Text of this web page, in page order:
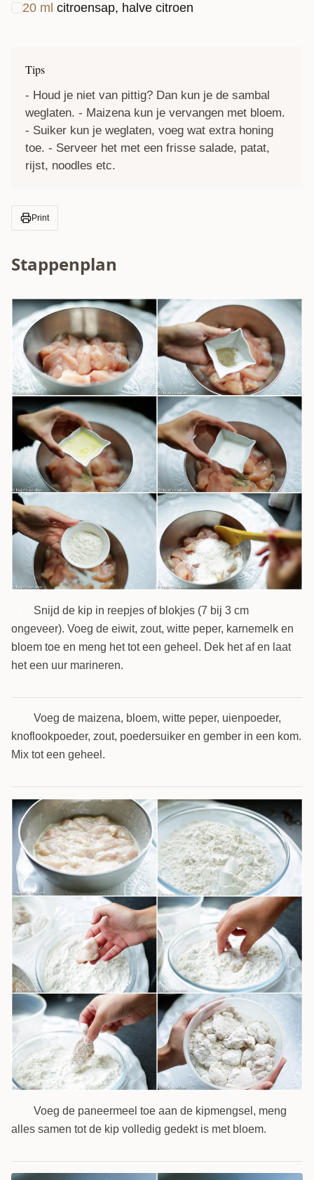
20 ml citroensap, halve citroen
Tips
- Houd je niet van pittig? Dan kun je de sambal
weglaten. - Maizena kun je vervangen met bloem.
- Suiker kun je weglaten, voeg wat extra honing
toe. - Serveer het met een frisse salade, patat,
rijst, noodles etc.
Print
Stappenplan
Snijd de kip in reepjes of blokjes (7 bij 3 cm
ongeveer). Voeg de eiwit, zout, witte peper, karnemelk en
bloem toe en meng het tot een geheel. Dek het af en laat
het een uur marineren.
Voeg de maizena, bloem, witte peper, uienpoeder,
knoflookpoeder, zout, poedersuiker en gember in een kom.
Mix tot een geheel.
Voeg de paneermeel toe aan de kipmengsel, meng
alles samen tot de kip volledig gedekt is met bloem.